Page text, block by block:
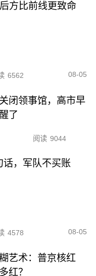
方比前线更致命
6562 08-05
闭领事馆，高市早
了
阅读 9044
话，军队不买账
4578 08-05
艺术：普京核红
红？